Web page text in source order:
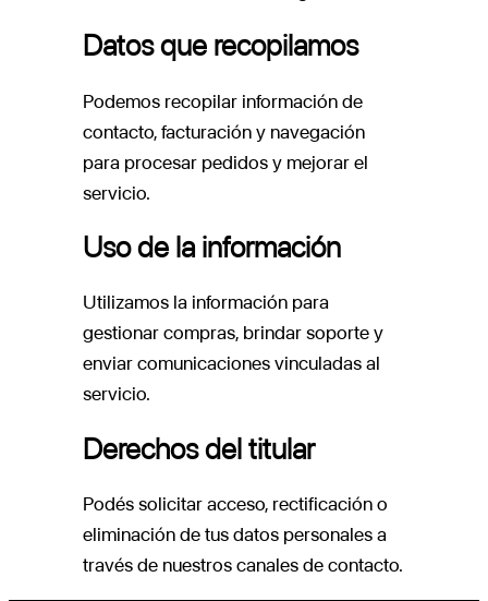
Datos que recopilamos
Podemos recopilar información de
contacto, facturación y navegación
para procesar pedidos y mejorar el
servicio.
Uso de la información
Utilizamos la información para
gestionar compras, brindar soporte y
enviar comunicaciones vinculadas al
servicio.
Derechos del titular
Podés solicitar acceso, rectificación o
eliminación de tus datos personales a
través de nuestros canales de contacto.